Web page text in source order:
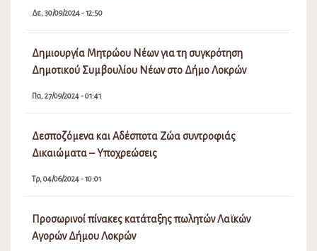
Αγορών Δήμου Λοκρών
στις Λαϊκές Αγορές του Δήμου Λοκρών
επλήγησαν από τις πυρκαγιές Ιουλίου/Αυγούστου 2021
Επικράτειας, με τη μορφή επιδότησης ενοικίου/
συγκατοίκησης.